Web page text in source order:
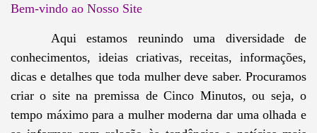
Bem-vindo ao Nosso Site
Aqui estamos reunindo uma diversidade de
conhecimentos, ideias criativas, receitas, informações,
dicas e detalhes que toda mulher deve saber. Procuramos
criar o site na premissa de Cinco Minutos, ou seja, o
tempo máximo para a mulher moderna dar uma olhada e